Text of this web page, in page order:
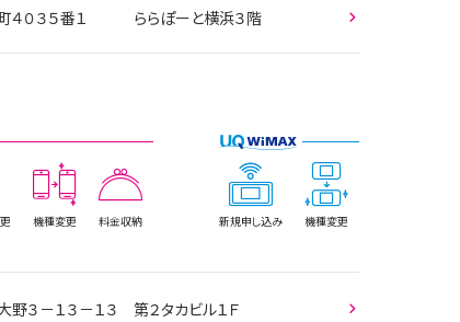
４０３５番１ ららぽーと横浜３階
機種変更 料金収納 新規申し込み 機種変更
３－１３－１３ 第２タカビル１Ｆ